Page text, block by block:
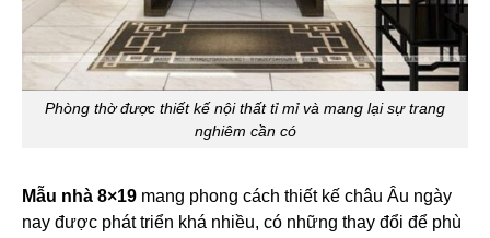
Phòng thờ được thiết kế nội thất tỉ mỉ và mang lại sự trang
nghiêm cần có
Mẫu nhà 8×19 mang phong cách thiết kế châu Âu ngày
nay được phát triển khá nhiều, có những thay đổi để phù